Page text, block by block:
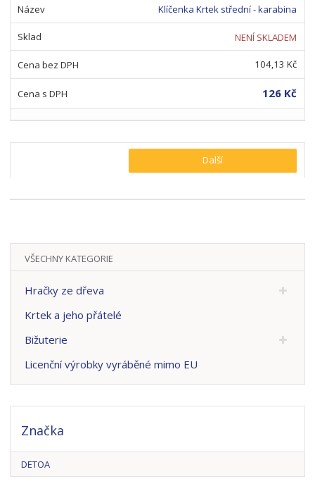
Klíčenka Krtek střední - karabina
NENÍ SKLADEM
104,13 Kč
126 Kč
Další
VŠECHNY KATEGORIE
Hračky ze dřeva
Krtek a jeho přátelé
Bižuterie
Licenční výrobky vyráběné mimo EU
Značka
DETOA